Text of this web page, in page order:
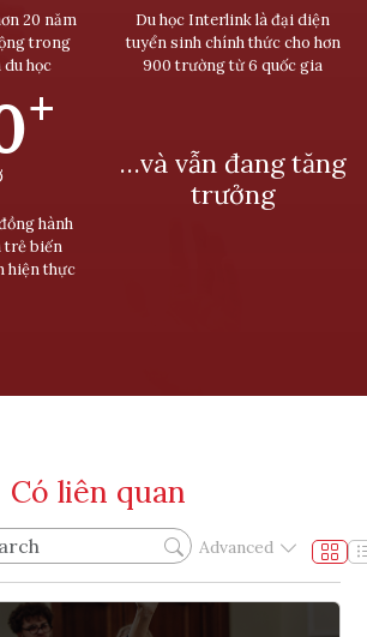
20 năm
trong
học
Du học Interlink là đại diện
tuyển sinh chính thức cho hơn
900 trường từ 6 quốc gia
+
hành
trẻ biến
hiện thực
…và vẫn đang tăng
trưởng
Có liên quan
Advanced